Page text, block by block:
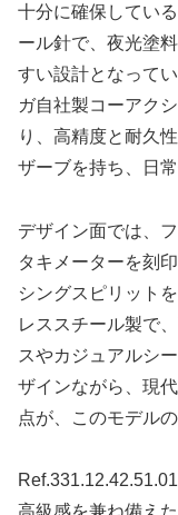
十分に確保してい
ール針で、夜光塗
すい設計となって
ガ自社製コーアク
り、高精度と耐久
ザーブを持ち、日
デザイン面では、
タキメーターを刻
シングスピリット
レススチール製で
スやカジュアルシ
ザインながら、現
点が、このモデル